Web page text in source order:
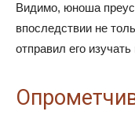
Видимо, юноша
впоследствии не
отправил его